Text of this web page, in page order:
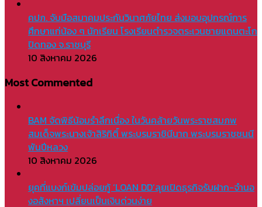
คปภ. จับมือสมาคมประกันวินาศภัยไทย ส่งมอบอุปกรณ์การ
ศึกษาแก่น้อง ๆ นักเรียน โรงเรียนตำรวจตระเวนชายแดนตะโก
ปิดทอง จ.ราชบุรี
10 สิงหาคม 2026
Most Commented
BAM จัดพิธีน้อมรำลึกเนื่อง ในวันคล้ายวันพระราชสมภพ
สมเด็จพระนางเจ้าสิริกิติ์ พระบรมราชินีนาถ พระบรมราชชนนี
พันปีหลวง
10 สิงหาคม 2026
ยุคที่แบงก์เข้มปล่อยกู้ ‘LOAN DD’ลุยเปิดธุรกิจรับฝาก-จำนอ
งอสังหาฯ เปลี่ยนเป็นเงินด่วนง่าย